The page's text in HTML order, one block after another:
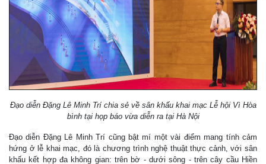
Đạo diễn Đặng Lê Minh Trí chia sẻ về sân khấu khai mạc Lễ hội Vì Hòa
bình tại họp báo vừa diễn ra tại Hà Nội
Đạo diễn Đặng Lê Minh Trí cũng bật mí một vài điểm mang tính cảm
hứng ở lễ khai mạc, đó là chương trình nghệ thuật thực cảnh, với sân
khấu kết hợp đa không gian: trên bờ - dưới sông - trên cây cầu Hiền